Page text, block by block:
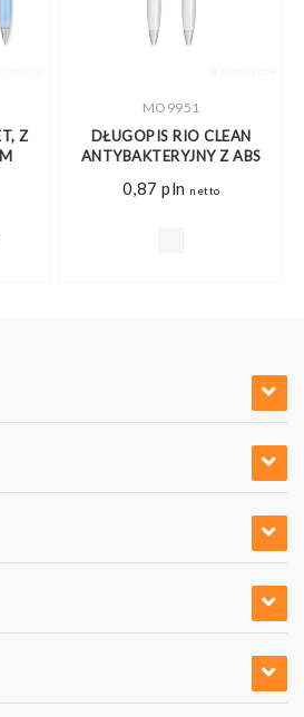
Z
MO9951
DŁUGOPIS RIO CLEAN
ANTYBAKTERYJNY Z ABS
0,87 pln netto